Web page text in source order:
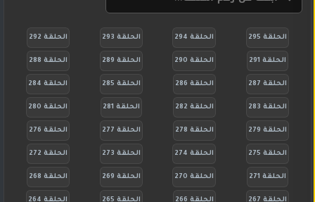
الحلقة 295 الحلقة 294 الحلقة 293 الحلقة 292
الحلقة 291 الحلقة 290 الحلقة 289 الحلقة 288
الحلقة 287 الحلقة 286 الحلقة 285 الحلقة 284
الحلقة 283 الحلقة 282 الحلقة 281 الحلقة 280
الحلقة 279 الحلقة 278 الحلقة 277 الحلقة 276
الحلقة 275 الحلقة 274 الحلقة 273 الحلقة 272
الحلقة 271 الحلقة 270 الحلقة 269 الحلقة 268
الحلقة 267 الحلقة 266 الحلقة 265 الحلقة 264